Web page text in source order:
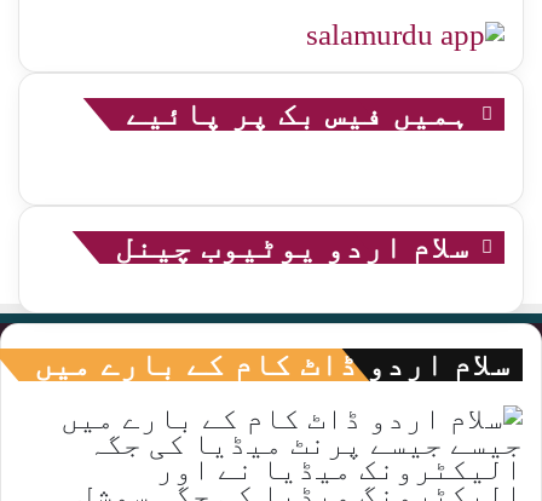
ہمیں فیس بک پر پائیے
سلام اردو یوٹیوب چینل
سلام اردو ڈاٹ کام کے بارے میں
جیسے جیسے پرنٹ میڈیا کی جگہ
الیکٹرونک میڈیا نے اور
الیکٹرونگ میڈیا کی جگہ سوشل